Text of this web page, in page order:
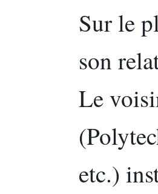
Sur le
son
Le
etc.)